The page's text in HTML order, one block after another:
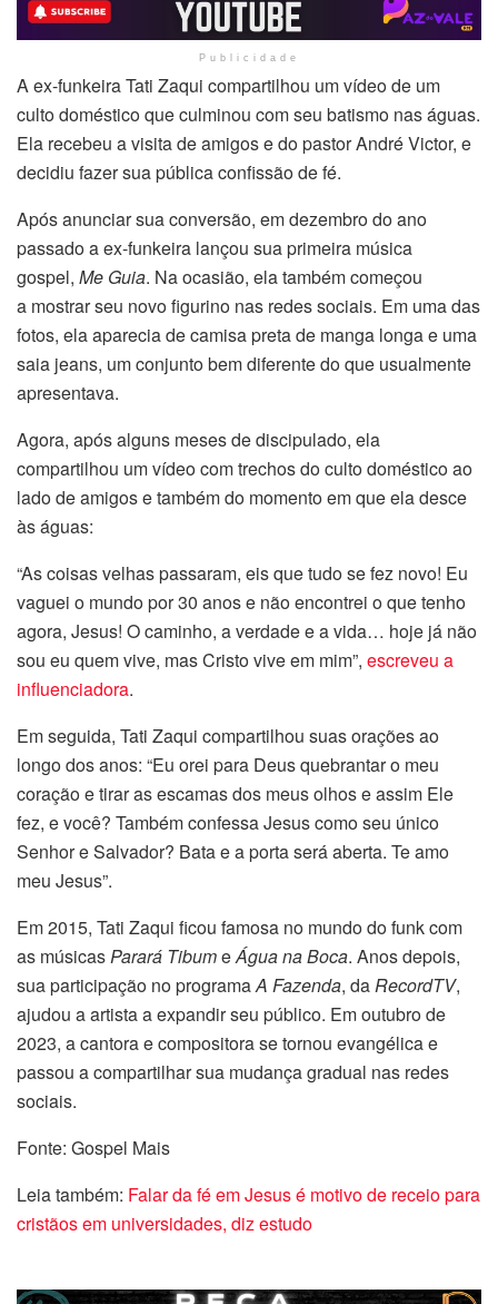
Publicidade
A ex-funkeira Tati Zaqui compartilhou um vídeo de um
culto doméstico que culminou com seu batismo nas águas.
Ela recebeu a visita de amigos e do pastor André Victor, e
decidiu fazer sua pública confissão de fé.
Após anunciar sua conversão, em dezembro do ano
passado a ex-funkeira lançou sua primeira música
gospel, Me Guia. Na ocasião, ela também começou
a mostrar seu novo figurino nas redes sociais. Em uma das
fotos, ela aparecia de camisa preta de manga longa e uma
saia jeans, um conjunto bem diferente do que usualmente
apresentava.
Agora, após alguns meses de discipulado, ela
compartilhou um vídeo com trechos do culto doméstico ao
lado de amigos e também do momento em que ela desce
às águas:
“As coisas velhas passaram, eis que tudo se fez novo! Eu
vaguei o mundo por 30 anos e não encontrei o que tenho
agora, Jesus! O caminho, a verdade e a vida… hoje já não
sou eu quem vive, mas Cristo vive em mim”, escreveu a
influenciadora.
Em seguida, Tati Zaqui compartilhou suas orações ao
longo dos anos: “Eu orei para Deus quebrantar o meu
coração e tirar as escamas dos meus olhos e assim Ele
fez, e você? Também confessa Jesus como seu único
Senhor e Salvador? Bata e a porta será aberta. Te amo
meu Jesus”.
Em 2015, Tati Zaqui ficou famosa no mundo do funk com
as músicasParará TibumeÁgua na Boca. Anos depois,
sua participação no programaA Fazenda, daRecordTV,
ajudou a artista a expandir seu público. Em outubro de
2023, a cantora e compositora se tornou evangélica e
passou a compartilhar sua mudança gradual nas redes
sociais.
Fonte: Gospel Mais
Leia também: Falar da fé em Jesus é motivo de receio para
cristãos em universidades, diz estudo